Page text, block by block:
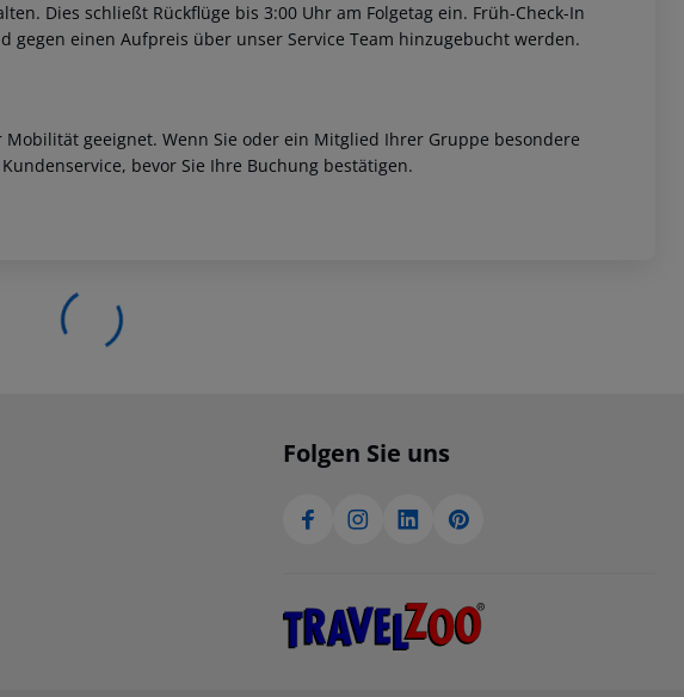
Dies schließt Rückflüge bis 3:00 Uhr am Folgetag ein. Früh-Check-In
gegen einen Aufpreis über unser Service Team hinzugebucht werden.
geeignet. Wenn Sie oder ein Mitglied Ihrer Gruppe besondere
bevor Sie Ihre Buchung bestätigen.
Folgen Sie uns